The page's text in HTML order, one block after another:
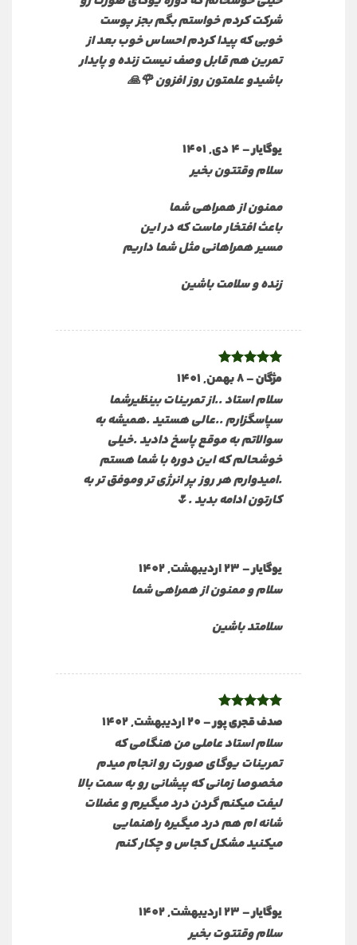
شرکت کردم خواستم بگم بجز پوست
خوبی که پیدا کردم احساس خوب بعد از
تمرین هم قابل وصف نیست زنده و پایدار
باشیدو علمتون روز افزون 🌹🙏
یوگایار–4 دی, 1401
سلام وقتتون بخیر
ممنون از همراهی شما
باعث افتخار ماست که در این
مسیر همراهانی مثل شما داریم
زنده و سلامت باشین
نمره5 از
مژگان–8 بهمن, 1401
سلام استاد ..از تمرینات بینظیرشما
سپاسگزارم ..عالی هستید .همیشه به
سوالاتم به موقع پاسخ دادید .خیلی
خوشحالم که این دوره با شما هستم
.امیدوارم هر روز پر انرژی تر وموفق تر به
کارتون ادامه بدید .🌷
یوگایار–23 اردیبهشت, 1402
سلام و ممنون از همراهی شما
سلامتد باشین
نمره5از
صدف قجری پور–20 اردیبهشت, 1402
سلام استاد عاملی من هنگامی که
تمرینات یوگای صورت رو انجام میدم
مخصوصا زمانی که پیشانی رو به سمت بالا
لیفت میکنم گردن درد میگیرم و عضلات
شانه ام هم درد میگیره راهنمایی
میکنید مشکل کجاس و چکار کنم
یوگایار–23 اردیبهشت, 1402
سلام وقتتوت بخیر